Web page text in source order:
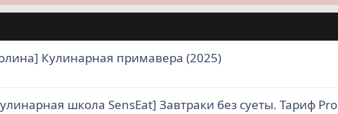
Кулинарная примавера (2025)
школа SensЕat] Завтраки без суеты. Тариф Pro